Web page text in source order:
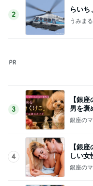
月一で楽し
Amebaトピック